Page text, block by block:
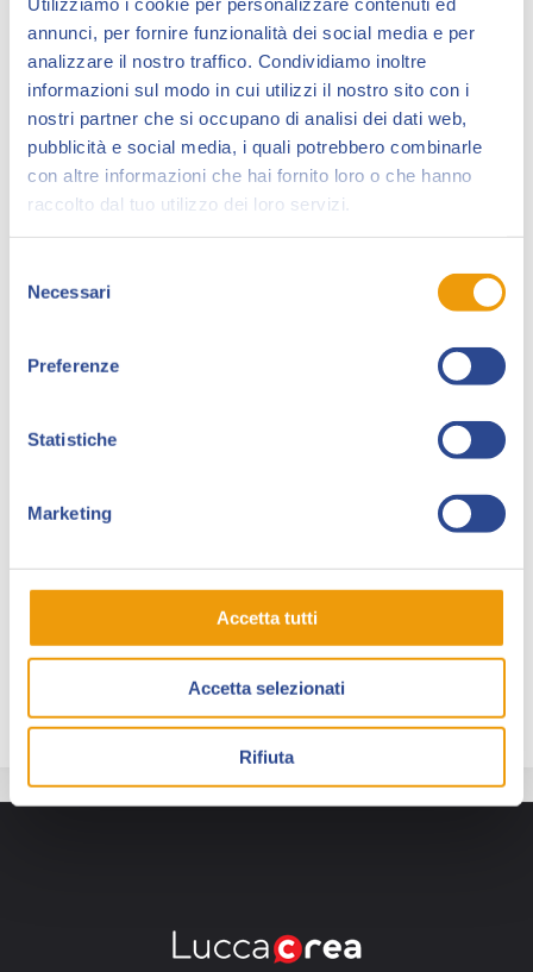
annunci, per fornire funzionalità dei social media e per
analizzare il nostro traffico. Condividiamo inoltre
informazioni sul modo in cui utilizzi il nostro sito con i
nostri partner che si occupano di analisi dei dati web,
pubblicità e social media, i quali potrebbero combinarle
con altre informazioni che hai fornito loro o che hanno
raccolto dal tuo utilizzo dei loro servizi.
delNecessari
Preferenze
Statistiche
Marketing
Accetta tutti
Accetta selezionati
Rifiuta
Gian Luca Doretto (Portogruaro, 1971), dopo gli Studi
Artistici a Venezia, frequenta il Corso di Fumetto di
Nel 2010 pubblica su alcune riviste delle storie brevi
con Studio Ram e realizza il fumetto per ragazzi “Bugs
progetto fantascientifico “Mr. Steel” (purtroppo mai
Dal 2018 fa parte di AMys per i quali disegna strisce
umoristiche e storie. Nel 2021 esce il suo libro “Paolo
su testi di Marco Sonseri.
2022 in collaborazione con A.Mys.